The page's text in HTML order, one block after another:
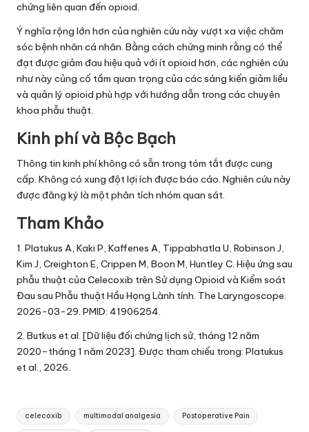
chứng liên quan đến opioid.
Ý nghĩa rộng lớn hơn của nghiên cứu này vượt xa việc chăm
sóc bệnh nhân cá nhân. Bằng cách chứng minh rằng có thể
đạt được giảm đau hiệu quả với ít opioid hơn, các nghiên cứu
như này củng cố tầm quan trọng của các sáng kiến giảm liều
và quản lý opioid phù hợp với hướng dẫn trong các chuyên
khoa phẫu thuật.
Kinh phí và Bộc Bạch
Thông tin kinh phí không có sẵn trong tóm tắt được cung
cấp. Không có xung đột lợi ích được báo cáo. Nghiên cứu này
được đăng ký là một phân tích nhóm quan sát.
Tham Khảo
1. Platukus A, Kaki P, Kaffenes A, Tippabhatla U, Robinson J,
Kim J, Creighton E, Crippen M, Boon M, Huntley C. Hiệu ứng sau
phẫu thuật của Celecoxib trên Sử dụng Opioid và Kiểm soát
Đau sau Phẫu thuật Hầu Họng Lành tính. The Laryngoscope.
2026-03-29. PMID: 41906254.
2. Butkus et al. [Dữ liệu đối chứng lịch sử, tháng 12 năm
2020–tháng 1 năm 2023]. Được tham chiếu trong: Platukus
et al., 2026.
Tags:
celecoxib multimodal analgesia Postoperative Pain